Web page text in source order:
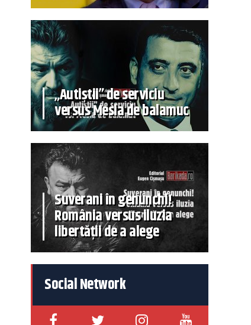
„Autiștii” de serviciu
versus Mesia de balamuc
Suverani în genunchi!
România versus iluzia
libertății de a alege
Social Network